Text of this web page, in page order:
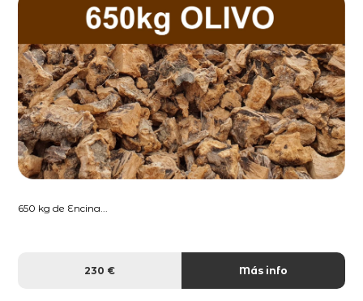
650 kg de Encina...
230 € Más info